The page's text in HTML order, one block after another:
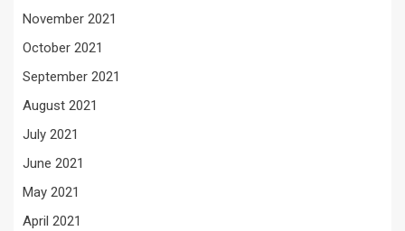
November 2021
October 2021
September 2021
August 2021
July 2021
June 2021
May 2021
April 2021